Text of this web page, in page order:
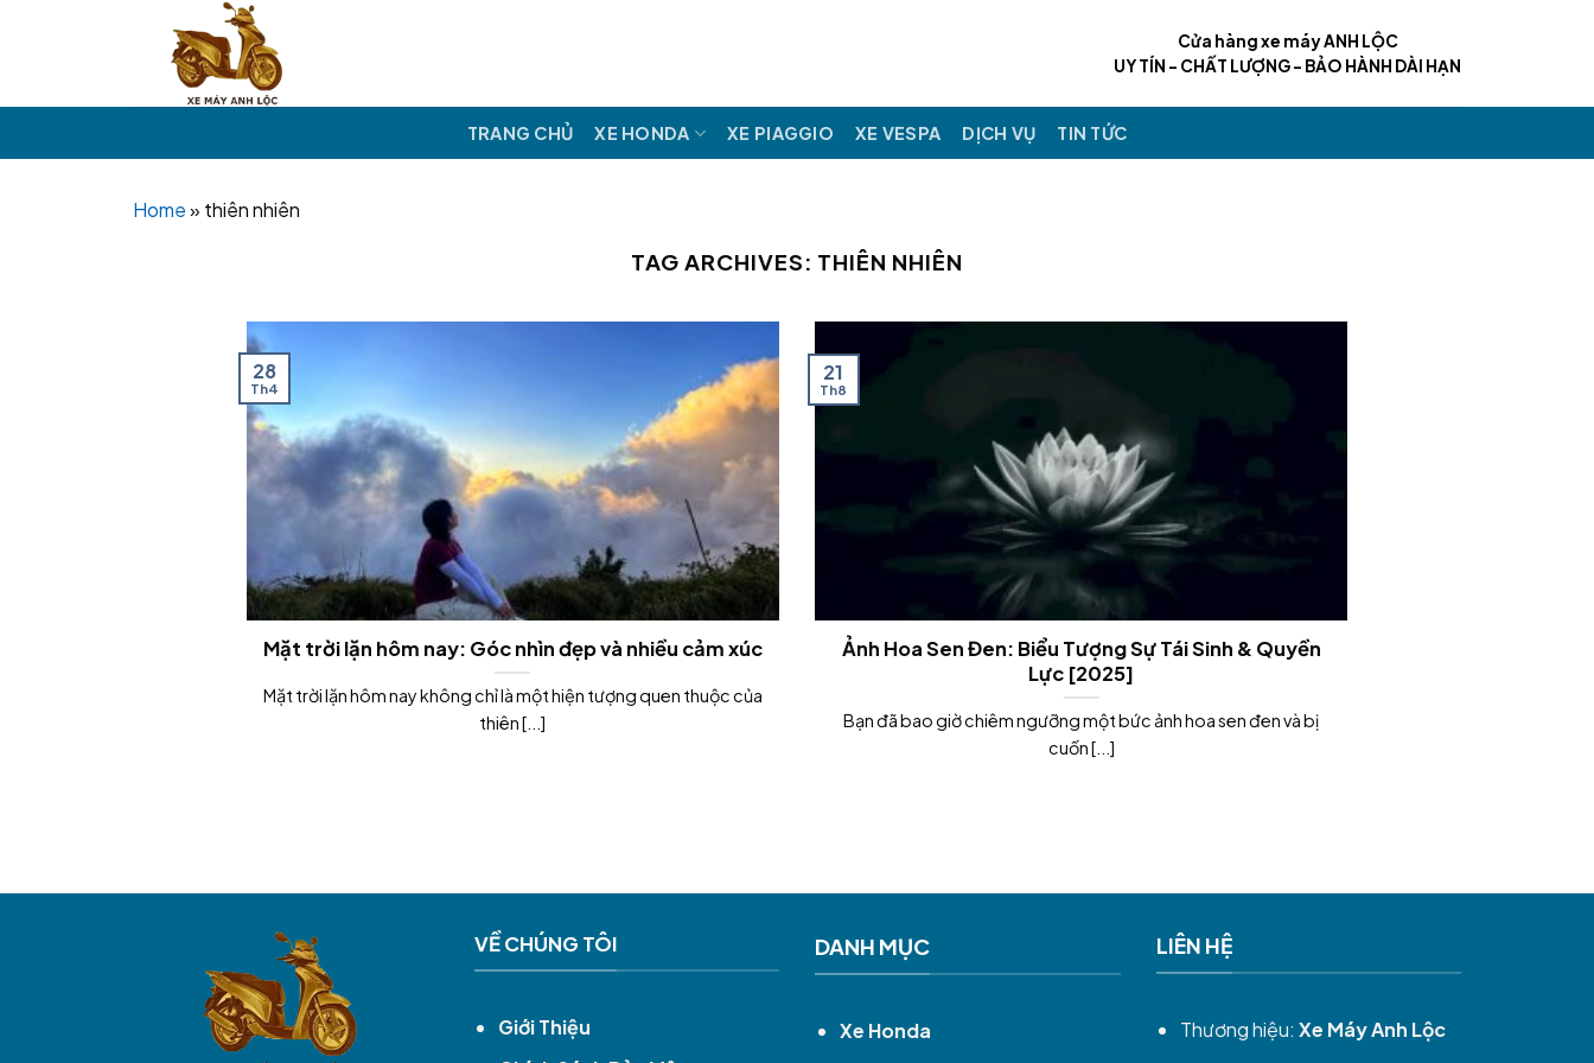
Cửa hàng xe máy ANH LỘC
UY TÍN - CHẤT LƯỢNG - BẢO HÀNH DÀI HẠN
TRANG CHỦ XE HONDA XE PIAGGIO XE VESPA DỊCH VỤ TIN TỨC
Home» thiên nhiên
TAG ARCHIVES: THIÊN NHIÊN
Mặt trời lặn hôm nay: Góc nhìn đẹp và nhiều cảm xúc
Mặt trời lặn hôm nay không chỉ là một hiện tượng quen thuộc của
thiên [...]
28
Th4
Ảnh Hoa Sen Đen: Biểu Tượng Sự Tái Sinh & Quyền
Lực [2025]
Bạn đã bao giờ chiêm ngưỡng một bức ảnh hoa sen đen và bị
cuốn [...]
21
Th8
VỀ CHÚNG TÔI
Giới Thiệu
DANH MỤC
Xe Honda
LIÊN HỆ
Thương hiệu:Xe Máy Anh Lộc